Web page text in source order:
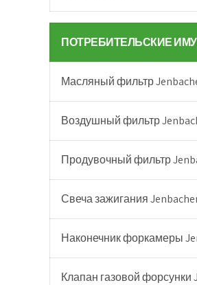
ПОТРЕБИТЕЛЬСКИЕ
Масляный фильтр
Воздушный фильтр
Продувочный фильтр
Свеча зажигания
Наконечник форкамеры
Клапан газовой форсунки